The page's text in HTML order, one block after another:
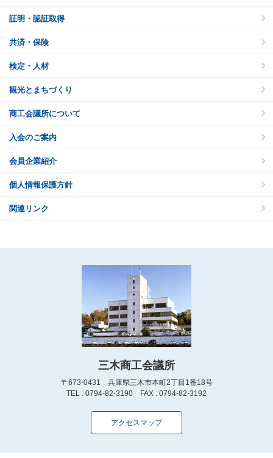
証明・認証取得
共済・保険
検定・人材
観光とまちづくり
商工会議所について
入会のご案内
会員企業紹介
個人情報保護方針
関連リンク
三木商工会議所
〒673-0431 兵庫県三木市本町2丁目1番18号
TEL : 0794-82-3190 FAX : 0794-82-3192
アクセスマップ